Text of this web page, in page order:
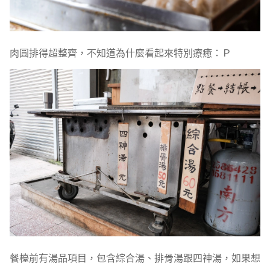
肉圓排得超整齊，不知道為什麼看起來特別療癒：Ｐ
餐檯前有湯品項目，包含綜合湯、排骨湯跟四神湯，如果想